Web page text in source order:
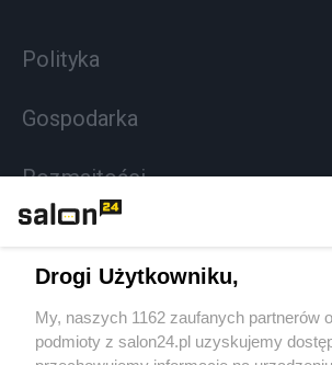
Polityka
Gospodarka
Rozmaitości
Sport
Społeczeństwo
Drogi Użytkowniku,
My, naszych 1162 zaufanych partnerów
podmioty z salon24.pl uzyskujemy